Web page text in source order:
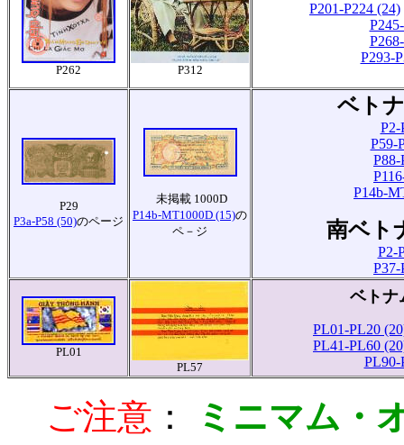
P262 P312
P201-P224 (24)
P293-
P29
P3a-P58 (50)のページ
未掲載 1000D
P14b-MT1000D (15)の
ペ－ジ
ベト
P2-
P59-
P88-
P14b-
南ベト
P2-
P37-
PL01
PL57
ベトナ
PL01-PL20
PL41-PL60
PL90-
ご注意 ：
ミニマム・